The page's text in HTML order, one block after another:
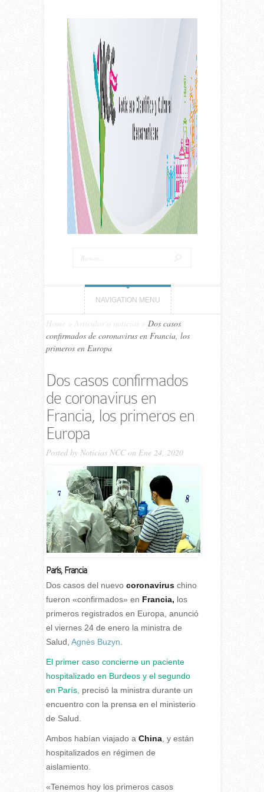
NAVIGATION MENU
Home Artículos o noticias
Dos casos
confirmados de coronavirus en Francia, los
primeros en Europa
Dos casos confirmados
de coronavirus en
Francia, los primeros en
Europa
Posted by Noticias NCCon Ene 24, 2020
París, Francia
Dos casos del nuevo coronaviruschino
fueron «confirmados» en Francia, los
primeros registrados en Europa, anunció
el viernes 24 de enero la ministra de
Salud, Agnès Buzyn
El primer caso concierne un paciente
hospitalizado en Burdeos y el segundo
en París, precisó la ministra durante un
encuentro con la prensa en el ministerio
de Salud.
Ambos habían viajado a China, y están
hospitalizados en régimen de
aislamiento.
«Tenemos hoy los primeros casos